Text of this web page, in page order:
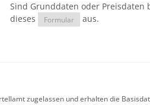
Sind Grunddaten oder
dieses
Formular aus.
zugelassen und erhalten die